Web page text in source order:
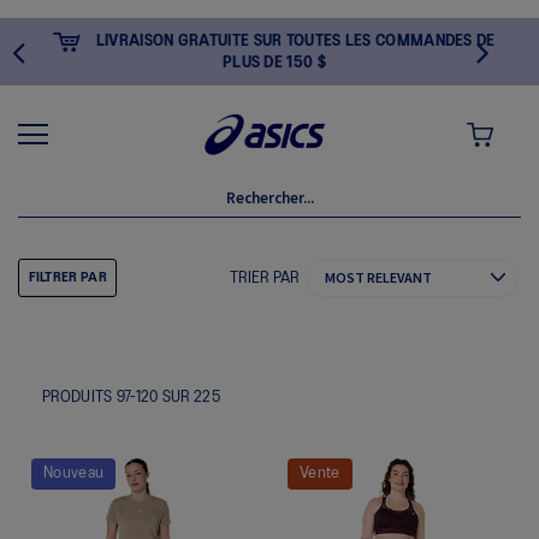
LIVRAISON GRATUITE SUR TOUTES LES COMMANDES DE
PLUS DE 150 $
MON
PRODUITS 97-120 SUR225
TRIER PAR
Nouveau Vente
FILTRER PAR